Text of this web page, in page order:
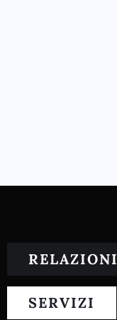
RELAZIONI
SERVIZI